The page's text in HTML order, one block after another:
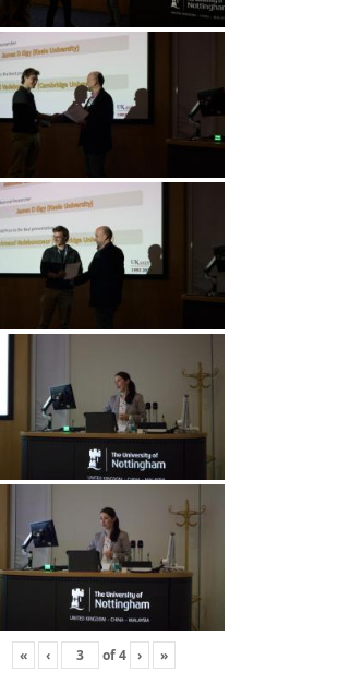
« ‹ of4 › »